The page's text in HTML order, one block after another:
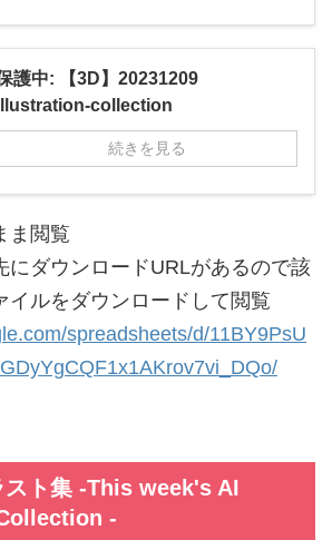
護中: 【3D】20231209
collection
続きを見る
ま閲覧
ダウンロードURLがあるので該
イルをダウンロードして閲覧
spreadsheets/d/11BY9PsU
スト集 -This week's AI
-